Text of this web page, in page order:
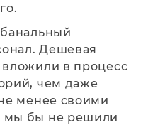
Дешевая
в процесс
чем даже
менее своими
мы бы не решили